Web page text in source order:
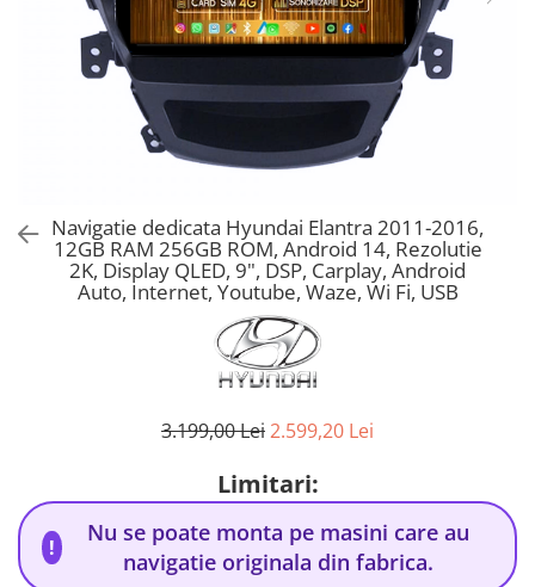
Navigatie dedicata Hyundai Elantra 2011-2016,
12GB RAM 256GB ROM, Android 14, Rezolutie
2K, Display QLED, 9", DSP, Carplay, Android
Auto, Internet, Youtube, Waze, Wi Fi, USB
3.199,00 Lei2.599,20 Lei
Limitari:
!
Nu se poate monta pe masini care au
navigatie originala din fabrica.